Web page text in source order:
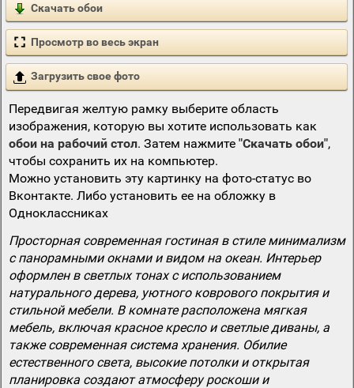
Скачать обои
Просмотр во весь экран
Загрузить свое фото
Передвигая желтую рамку выберите область
изображения, которую вы хотите использовать как
обои на рабочий стол. Затем нажмите "Скачать обои",
чтобы сохранить их на компьютер.
Можно установить эту картинку на фото-статус во
Вконтакте. Либо установить ее на обложку в
Одноклассниках
Просторная современная гостиная в стиле минимализм
с панорамными окнами и видом на океан. Интерьер
оформлен в светлых тонах с использованием
натурального дерева, уютного коврового покрытия и
стильной мебели. В комнате расположена мягкая
мебель, включая красное кресло и светлые диваны, а
также современная система хранения. Обилие
естественного света, высокие потолки и открытая
планировка создают атмосферу роскоши и